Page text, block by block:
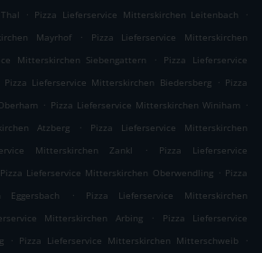
. Pizza Lieferservice Mitterskirchen Leitenbach
.
Mayrhof
.
Pizza Lieferservice Mitterskirchen
Mitterskirchen Siebengattern .
Pizza Lieferservice
Pizza Lieferservice Mitterskirchen Biedersberg . Pizza
. Pizza Lieferservice Mitterskirchen Winiham .
Atzberg
.
Pizza Lieferservice Mitterskirchen
Mitterskirchen Zankl .
Pizza Lieferservice
Pizza Lieferservice Mitterskirchen Oberwendling . Pizza
.
Pizza Lieferservice Mitterskirchen
Mitterskirchen Arbing .
Pizza Lieferservice
. Pizza Lieferservice Mitterskirchen Mitterschweib
.